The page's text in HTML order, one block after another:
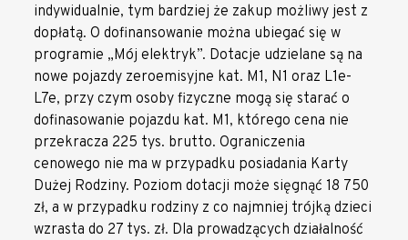
indywidualnie, tym bardziej że zakup możliwy jest z
dopłatą. O dofinansowanie można ubiegać się w
programie „Mój elektryk”. Dotacje udzielane są na
nowe pojazdy zeroemisyjne kat. M1, N1 oraz L1e-
L7e, przy czym osoby fizyczne mogą się starać o
dofinasowanie pojazdu kat. M1, którego cena nie
przekracza 225 tys. brutto. Ograniczenia
cenowego nie ma w przypadku posiadania Karty
Dużej Rodziny. Poziom dotacji może sięgnąć 18 750
zł, a w przypadku rodziny z co najmniej trójką dzieci
wzrasta do 27 tys. zł. Dla prowadzących działalność